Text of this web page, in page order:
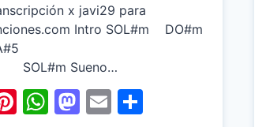
x javi29 para
Intro SOL#m DO#m
FA#5
Sueno…
Pinterest
WhatsApp
Mastodon
Email